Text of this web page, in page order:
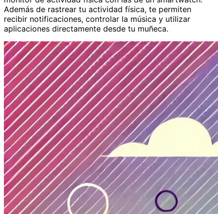
Además de rastrear tu actividad física, te permiten
recibir notificaciones, controlar la música y utilizar
aplicaciones directamente desde tu muñeca.